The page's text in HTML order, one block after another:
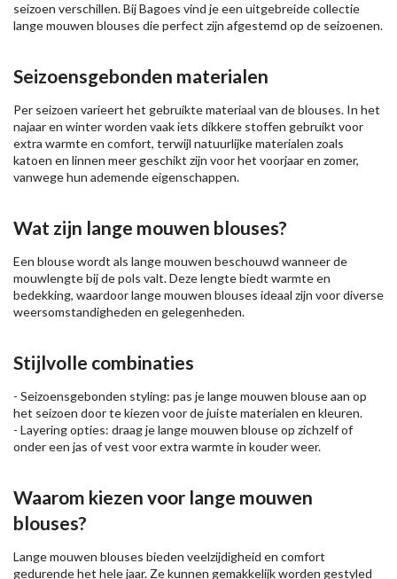
seizoen verschillen. Bij Bagoes vind je een uitgebreide collectie
lange mouwen blouses die perfect zijn afgestemd op de seizoenen.
Seizoensgebonden materialen
Per seizoen varieert het gebruikte materiaal van de blouses. In het
najaar en winter worden vaak iets dikkere stoffen gebruikt voor
extra warmte en comfort, terwijl natuurlijke materialen zoals
katoen en linnen meer geschikt zijn voor het voorjaar en zomer,
vanwege hun ademende eigenschappen.
Wat zijn lange mouwen blouses?
Een blouse wordt als lange mouwen beschouwd wanneer de
mouwlengte bij de pols valt. Deze lengte biedt warmte en
bedekking, waardoor lange mouwen blouses ideaal zijn voor diverse
weersomstandigheden en gelegenheden.
Stijlvolle combinaties
- Seizoensgebonden styling: pas je lange mouwen blouse aan op
het seizoen door te kiezen voor de juiste materialen en kleuren.
- Layering opties: draag je lange mouwen blouse op zichzelf of
onder een jas ofvest voor extra warmte in kouder weer.
Waarom kiezen voor lange mouwen
blouses?
Lange mouwen blouses bieden veelzijdigheid en comfort
gedurende het hele jaar. Ze kunnen gemakkelijk worden gestyled